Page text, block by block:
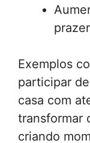
Exemplos
participar
casa com
transformar
criando